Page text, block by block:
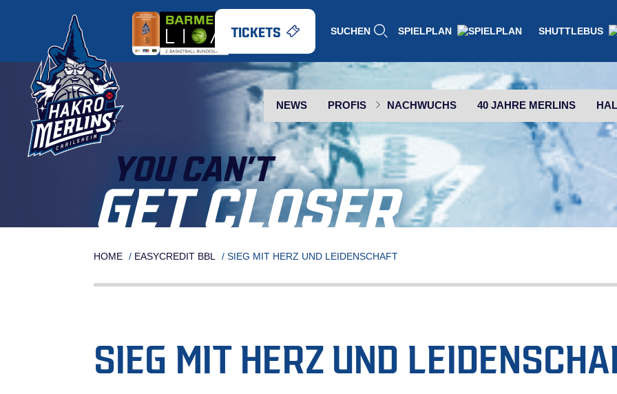
TICKETS SUCHEN SPIELPLAN SHUTTLEBUS
NEWS PROFIS NACHWUCHS 40 JAHRE MERLINS
YOU CAN’T
GET CLOSER
HOME / EASYCREDIT BBL / SIEG MIT HERZ UND LEIDENSCHAFT
SIEG MIT HERZ UND